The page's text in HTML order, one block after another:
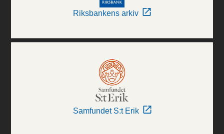
Riksbankens arkiv
Samfundet S:t Erik